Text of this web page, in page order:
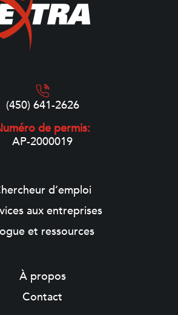
(450) 641-2626
de permis:
AP-2000019
d’emploi
aux entreprises
et ressources
À propos
Contact